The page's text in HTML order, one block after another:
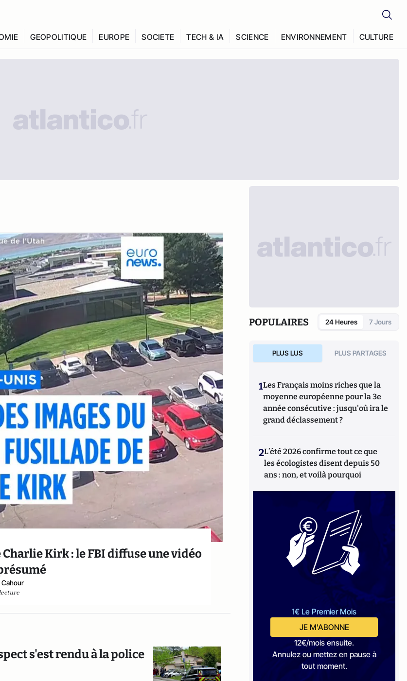
GEOPOLITIQUE EUROPE SOCIETE TECH & IA SCIENCE ENVIRONNEMENT CULTURE
Charlie Kirk : le FBI diffuse une vidéo
Cahour
s'est rendu à la police
POPULAIRES 24 Heures 7 Jours
PLUS LUS PLUS PARTAGES
1Les Français moins riches que la
moyenne européenne pour la 3e
année consécutive : jusqu'où ira le
grand déclassement ?
2L’été 2026 confirme tout ce que
les écologistes disent depuis 50
ans : non, et voilà pourquoi
1€ Le Premier Mois
JE M'ABONNE
12€/mois ensuite.
Annulez ou mettez en pause à
tout moment.